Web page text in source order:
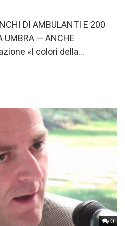
DI AMBULANTI E 200
UMBRA — ANCHE
«I colori della
visitatori…
0